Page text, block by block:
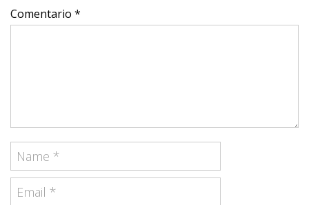
Comentario *